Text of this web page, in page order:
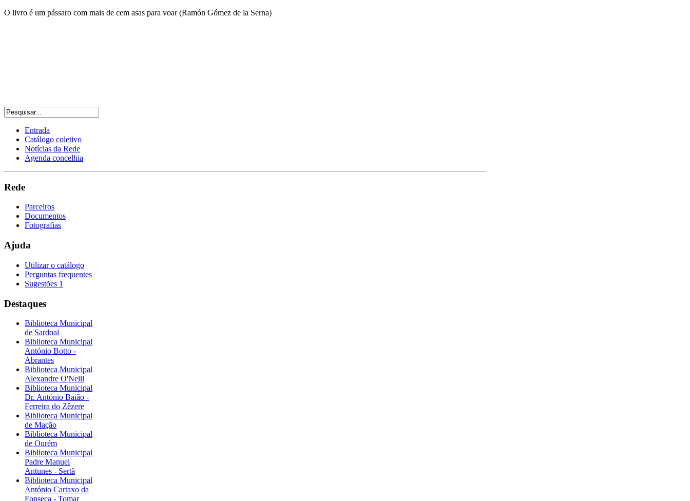
O livro é um pássaro com mais de cem asas para voar (Ramón Gómez de la Serna)
Entrada
Catálogo coletivo
Notícias da Rede
Agenda concelhia
Rede
Parceiros
Documentos
Fotografias
Ajuda
Utilizar o catálogo
Perguntas frequentes
Sugestões 1
Destaques
Biblioteca Municipal
de Sardoal
Biblioteca Municipal
António Botto -
Abrantes
Biblioteca Municipal
Alexandre O'Neill
Biblioteca Municipal
Dr. António Baião -
Ferreira do Zêzere
Biblioteca Municipal
de Mação
Biblioteca Municipal
de Ourém
Biblioteca Municipal
Padre Manuel
Antunes - Sertã
Biblioteca Municipal
António Cartaxo da
Fonseca - Tomar